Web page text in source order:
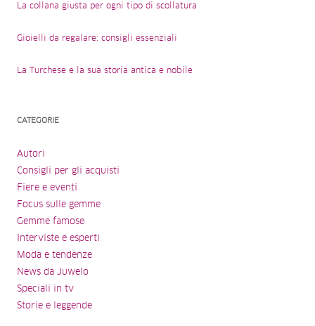
La collana giusta per ogni tipo di scollatura
Gioielli da regalare: consigli essenziali
La Turchese e la sua storia antica e nobile
CATEGORIE
Autori
Consigli per gli acquisti
Fiere e eventi
Focus sulle gemme
Gemme famose
Interviste e esperti
Moda e tendenze
News da Juwelo
Speciali in tv
Storie e leggende